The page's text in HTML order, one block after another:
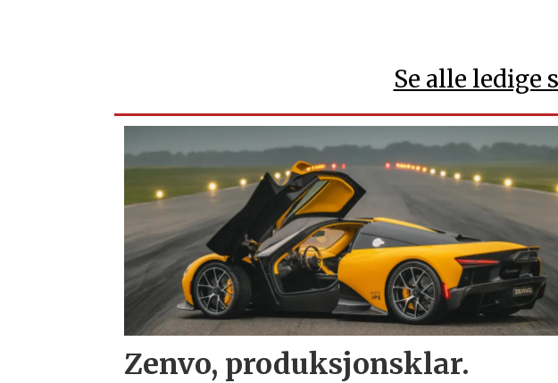
Se alle ledige
Zenvo, produksjonsklar.